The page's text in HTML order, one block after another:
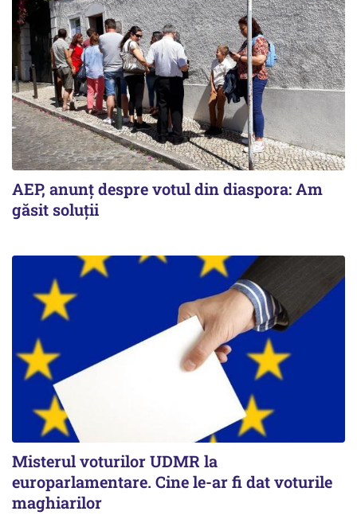
AEP, anunţ despre votul din diaspora: Am
găsit soluţii
Misterul voturilor UDMR la
europarlamentare. Cine le-ar fi dat voturile
maghiarilor